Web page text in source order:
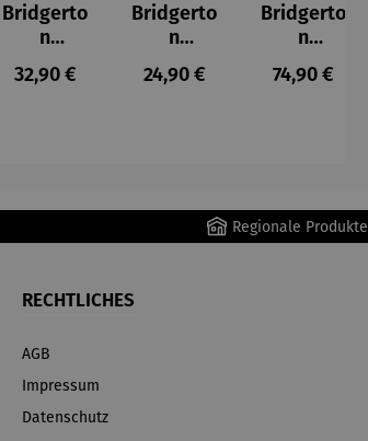
Bridgerto
n
Espresso
becher
Regulärer Preis:
32,90 €
Bridgerto
n
Zuckerdo
se aus
Regulärer Preis:
24,90 €
Bridgerto
n
Espressot
assen Set
Metallges
tell
Regulärer
74,90 €
Regionale Produkte
RECHTLICHES
AGB
Impressum
Datenschutz